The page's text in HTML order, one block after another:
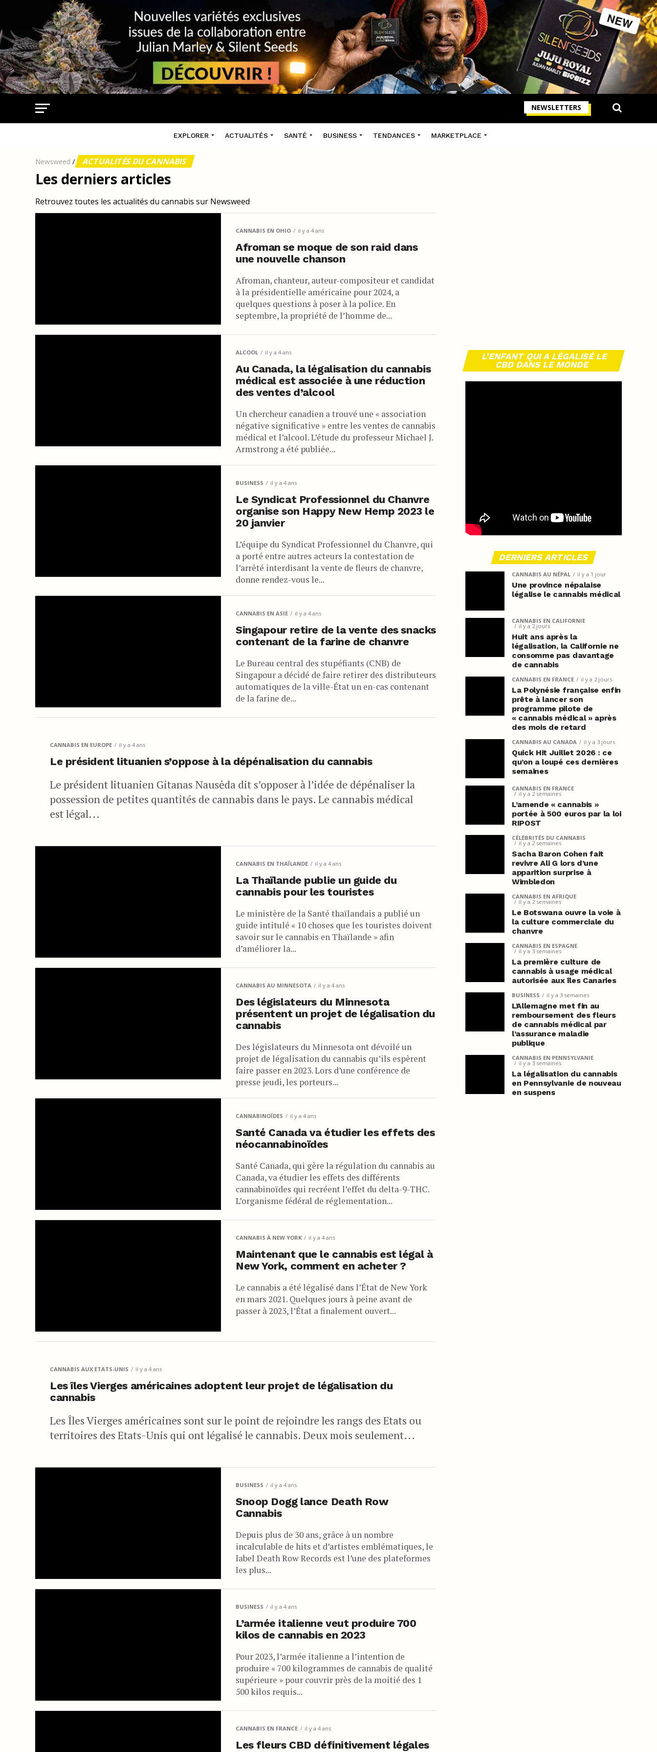
NEWSLETTERS
EXPLORER ACTUALITÉS SANTÉ BUSINESS TENDANCES MARKETPLACE
Newsweed / ACTUALITÉS DU CANNABIS
Les derniers articles
Retrouvez toutes les actualités du cannabis sur Newsweed
CANNABIS EN OHIO il y a 4 ans
Afroman se moque de son raid dans
une nouvelle chanson
Afroman, chanteur, auteur-compositeur et candidat
à la présidentielle américaine pour 2024, a
quelques questions à poser à la police. En
septembre, la propriété de l’homme de...
ALCOOL il y a 4 ans
Au Canada, la légalisation du cannabis
médical est associée à une réduction
des ventes d’alcool
Un chercheur canadien a trouvé une « association
négative significative » entre les ventes de cannabis
médical et l’alcool. L’étude du professeur Michael J.
Armstrong a été publiée...
BUSINESS il y a 4 ans
Le Syndicat Professionnel du Chanvre
organise son Happy New Hemp 2023 le
20 janvier
L’équipe du Syndicat Professionnel du Chanvre, qui
a porté entre autres acteurs la contestation de
l’arrêté interdisant la vente de fleurs de chanvre,
donne rendez-vous le...
CANNABIS EN ASIE il y a 4 ans
Singapour retire de la vente des snacks
contenant de la farine de chanvre
Le Bureau central des stupéfiants (CNB) de
Singapour a décidé de faire retirer des distributeurs
automatiques de la ville-État un en-cas contenant
de la farine de...
CANNABIS EN EUROPE il y a 4 ans
Le président lituanien s’oppose à la dépénalisation du cannabis
Le président lituanien Gitanas Nausėda dit s’opposer à l’idée de dépénaliser la
possession de petites quantités de cannabis dans le pays. Le cannabis médical
est légal...
CANNABIS EN THAÏLANDE il y a 4 ans
La Thaïlande publie un guide du
cannabis pour les touristes
Le ministère de la Santé thaïlandais a publié un
guide intitulé « 10 choses que les touristes doivent
savoir sur le cannabis en Thaïlande » afin
d’améliorer la...
CANNABIS AU MINNESOTA il y a 4 ans
Des législateurs du Minnesota
présentent un projet de légalisation du
cannabis
Des législateurs du Minnesota ont dévoilé un
projet de légalisation du cannabis qu’ils espèrent
faire passer en 2023. Lors d’une conférence de
presse jeudi, les porteurs...
CANNABINOÏDES il y a 4 ans
Santé Canada va étudier les effets des
néocannabinoïdes
Santé Canada, qui gère la régulation du cannabis au
Canada, va étudier les effets des différents
cannabinoïdes qui recréent l’effet du delta-9-THC.
L’organisme fédéral de réglementation...
CANNABIS À NEW YORK il y a 4 ans
Maintenant que le cannabis est légal à
New York, comment en acheter ?
Le cannabis a été légalisé dans l’État de New York
en mars 2021. Quelques jours à peine avant de
passer à 2023, l’État a finalement ouvert...
CANNABIS AUX ETATS-UNIS il y a 4 ans
Les îles Vierges américaines adoptent leur projet de légalisation du
cannabis
Les Îles Vierges américaines sont sur le point de rejoindre les rangs des Etats ou
territoires des Etats-Unis qui ont légalisé le cannabis. Deux mois seulement...
BUSINESS il y a 4 ans
Snoop Dogg lance Death Row
Cannabis
Depuis plus de 30 ans, grâce à un nombre
incalculable de hits et d’artistes emblématiques, le
label Death Row Records est l’une des plateformes
les plus...
BUSINESS il y a 4 ans
L’armée italienne veut produire 700
kilos de cannabis en 2023
Pour 2023, l’armée italienne a l’intention de
produire « 700 kilogrammes de cannabis de qualité
supérieure » pour couvrir près de la moitié des 1
500 kilos requis...
CANNABIS EN FRANCE il y a 4 ans
Les fleurs CBD définitivement légales
L’ENFANT QUI A LÉGALISÉ LE
CBD DANS LE MONDE
DERNIERS ARTICLES
CANNABIS AU NÉPAL il y a 1 jour
Une province népalaise
légalise le cannabis médical
CANNABIS EN CALIFORNIE
il y a 2 jours
Huit ans après la
légalisation, la Californie ne
consomme pas davantage
de cannabis
CANNABIS EN FRANCE il y a 2 jours
La Polynésie française enfin
prête à lancer son
programme pilote de
« cannabis médical » après
des mois de retard
CANNABIS AU CANADA il y a 3 jours
Quick Hit Juillet 2026 : ce
qu’on a loupé ces dernières
semaines
CANNABIS EN FRANCE
il y a 2 semaines
L’amende « cannabis »
portée à 500 euros par la loi
RIPOST
CÉLÉBRITÉS DU CANNABIS
il y a 2 semaines
Sacha Baron Cohen fait
revivre Ali G lors d’une
apparition surprise à
Wimbledon
CANNABIS EN AFRIQUE
il y a 2 semaines
Le Botswana ouvre la voie à
la culture commerciale du
chanvre
CANNABIS EN ESPAGNE
il y a 3 semaines
La première culture de
cannabis à usage médical
autorisée aux îles Canaries
BUSINESS il y a 3 semaines
L’Allemagne met fin au
remboursement des fleurs
de cannabis médical par
l’assurance maladie
publique
CANNABIS EN PENNSYLVANIE
il y a 3 semaines
La légalisation du cannabis
en Pennsylvanie de nouveau
en suspens